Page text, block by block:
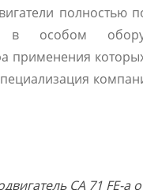
полностью
в особом
применения
CA 71